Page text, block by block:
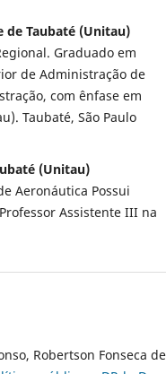
de Taubaté (Unitau)
Graduado em
de Administração de
com ênfase em
Taubaté, São Paulo
(Unitau)
Aeronáutica Possui
Assistente III na
Robertson Fonseca